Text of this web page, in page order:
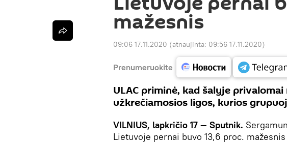
mažesnis
09:06 17.11.2020 (atnaujinta: 09:56 17.11.2020)
Prenumeruokite
ULAC priminė, kad šalyje
užkrečiamosios ligos, kurios
VILNIUS, lapkričio 17 — Sputnik.
Lietuvoje pernai buvo 13,6 proc.